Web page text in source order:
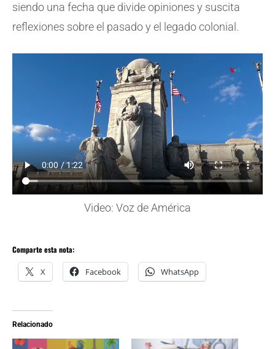
siendo una fecha que divide opiniones y suscita
reflexiones sobre el pasado y el legado colonial.
Video: Voz de América
Comparte esta nota:
X Facebook WhatsApp
Relacionado